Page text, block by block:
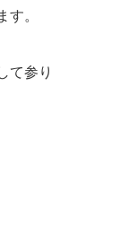
。
て参り